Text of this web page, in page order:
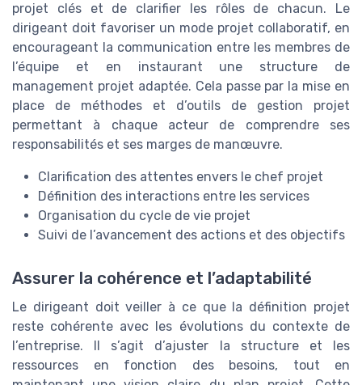
projet clés et de clarifier les rôles de chacun. Le
dirigeant doit favoriser un mode projet collaboratif, en
encourageant la communication entre les membres de
l’équipe et en instaurant une structure de
management projet adaptée. Cela passe par la mise en
place de méthodes et d’outils de gestion projet
permettant à chaque acteur de comprendre ses
responsabilités et ses marges de manœuvre.
Clarification des attentes envers le chef projet
Définition des interactions entre les services
Organisation du cycle de vie projet
Suivi de l’avancement des actions et des objectifs
Assurer la cohérence et l’adaptabilité
Le dirigeant doit veiller à ce que la définition projet
reste cohérente avec les évolutions du contexte de
l’entreprise. Il s’agit d’ajuster la structure et les
ressources en fonction des besoins, tout en